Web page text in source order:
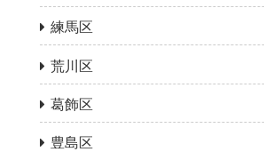
練馬区
荒川区
葛飾区
豊島区